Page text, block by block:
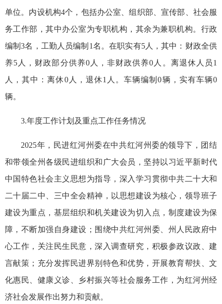
单位。内设机构4个，包括办公室、组织部、宣传部、社会服
务工作部，其中办公室为专职机构，其余为兼职机构。行政
编制3名，工勤人员编制1名。在职实有5人，其中：财政全供
养5人，财政部分供养0人，非财政供养0人。离退休人员1
人，其中：离休0人，退休1人。车辆编制0辆，实有车辆0
辆。
3.年度工作计划及重点工作任务情况
2025年，民进红河州委在中共红河州委的领导下，团结
和带领全州各级民进组织和广大会员，坚持以习近平新时代
中国特色社会主义思想为指导，深入学习贯彻中共二十大和
二十届二中、三中全会精神，以思想建设为核心， 领导班子
建设为重点， 基层组织和机关建设为切入点， 制度建设为保
障，不断加强自身建设；围绕中共红河州委、州人民政府中
心工作，关注民生民意，深入调查研究，积极参政议政、建
言献策；充分发挥民进界别特色和优势，开展教育帮扶、文
化惠民、健康义诊、乡村振兴等社会服务工作，为红河州经
济社会发展作出努力和贡献。